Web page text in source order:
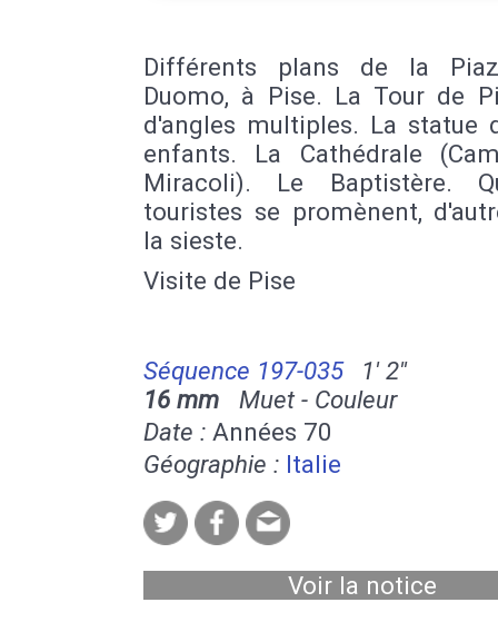
Différents plans de la
Duomo, à Pise. La Tour de
d'angles multiples. La statue
enfants. La Cathédrale
Miracoli). Le Baptistère.
touristes se promènent,
la sieste.
Visite de Pise
Séquence 197-035
1' 2''
16 mm Muet - Couleur
Date : Années 70
Géographie : Italie
Voir la notice